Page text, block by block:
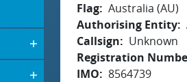
Flag Australia (AU)
Authorising Entity
Callsign
Unknown
Registration
IMO
8564739